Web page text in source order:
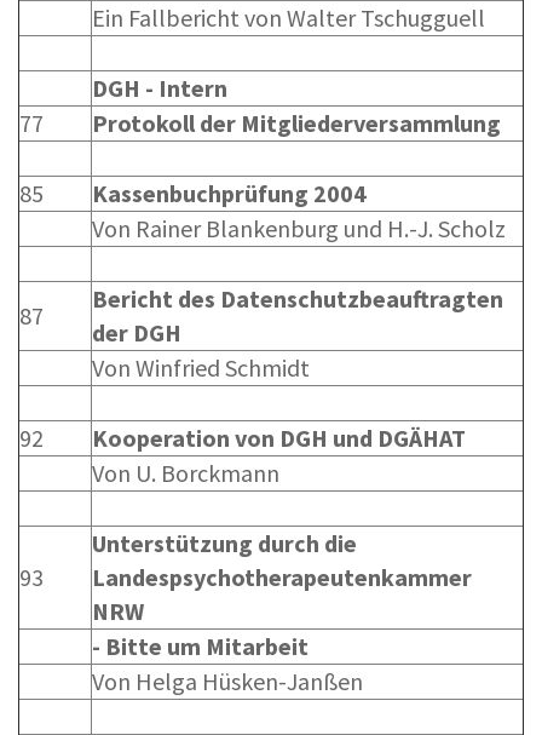
Ein Fallbericht von Walter Tschugguell
DGH - Intern
77
Protokoll der Mitgliederversammlung
85
Kassenbuchprüfung 2004
Von Rainer Blankenburg und H.-J. Scholz
87
Bericht des Datenschutzbeauftragten
der DGH
Von Winfried Schmidt
92
Kooperation von DGH und DGÄHAT
Von U. Borckmann
93
Unterstützung durch die
Landespsychotherapeutenkammer
NRW
- Bitte um Mitarbeit
Von Helga Hüsken-Janßen